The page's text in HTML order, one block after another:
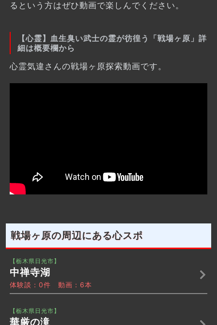
るという方はぜひ動画で楽しんでください。
【心霊】血生臭い武士の霊が彷徨う「戦場ヶ原」詳
細は概要欄から
心霊気違さんの戦場ヶ原探索動画です。
戦場ヶ原の周辺にある心スポ
【栃木県日光市】
中禅寺湖
体験談：0件 動画：6本
【栃木県日光市】
華厳の滝